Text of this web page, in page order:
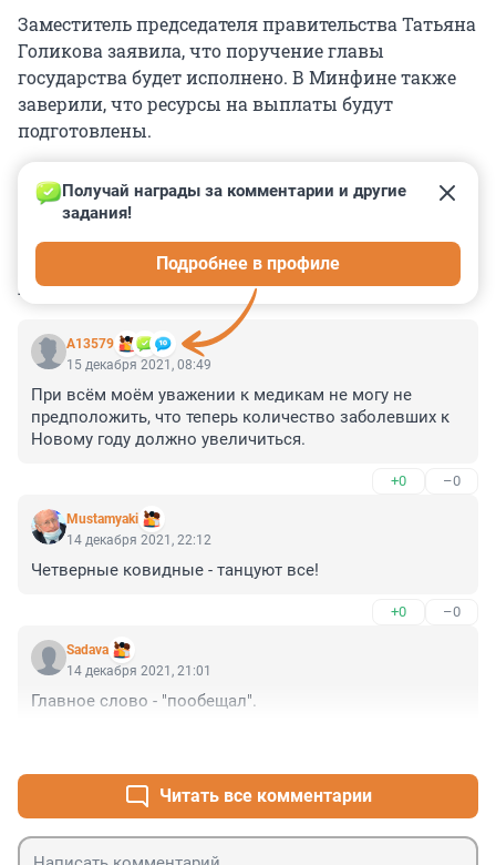
Заместитель председателя правительства Татьяна
Голикова заявила, что поручение главы
государства будет исполнено. В Минфине также
заверили, что ресурсы на выплаты будут
подготовлены.
КОММЕНТАРИИ 12
А13579
Получай награды за комментарии и другие
задания!
Подробнее в профиле
15 декабря 2021, 08:49
При всём моём уважении к медикам не могу не
предположить, что теперь количество заболевших к
Новому году должно увеличиться.
+0 –0
Mustamyaki
14 декабря 2021, 22:12
Четверные ковидные - танцуют все!
+0 –0
Sadava
14 декабря 2021, 21:01
Главное слово - "пообещал".
Читать все комментарии